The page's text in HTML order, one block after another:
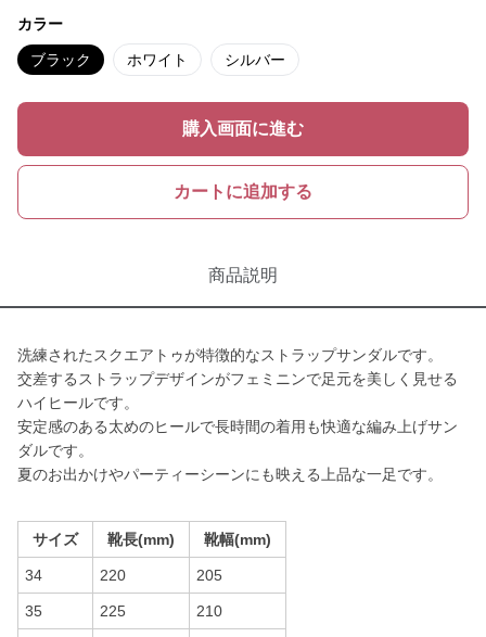
カラー
ブラック ホワイト シルバー
購入画面に進む
カートに追加する
商品説明
洗練されたスクエアトゥが特徴的なストラップサンダルです。
交差するストラップデザインがフェミニンで足元を美しく見せる
ハイヒールです。
安定感のある太めのヒールで長時間の着用も快適な編み上げサン
ダルです。
夏のお出かけやパーティーシーンにも映える上品な一足です。
サイズ 靴長(mm) 靴幅(mm)
34 220 205
35 225 210